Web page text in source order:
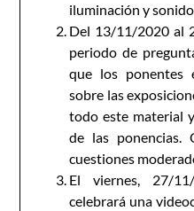
iluminación y
Del 13/11/2020 al
periodo de
que los ponentes
sobre las
todo este material
de las ponencias.
cuestiones
El viernes, 27/
celebrará una